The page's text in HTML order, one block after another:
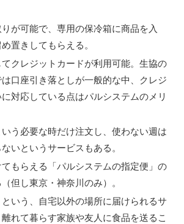
が可能で、専用の保冷箱に商品を入
置きしてもらえる。
クレジットカードが利用可能。生協の
口座引き落としが一般的な中、クレジ
対応している点はパルシステムのメリ
いう必要な時だけ注文し、使わない週は
いというサービスもある。
もらえる「パルシステムの指定便」の
但し東京・神奈川のみ）。
という、自宅以外の場所に届けられるサ
れて暮らす家族や友人に食品を送るこ